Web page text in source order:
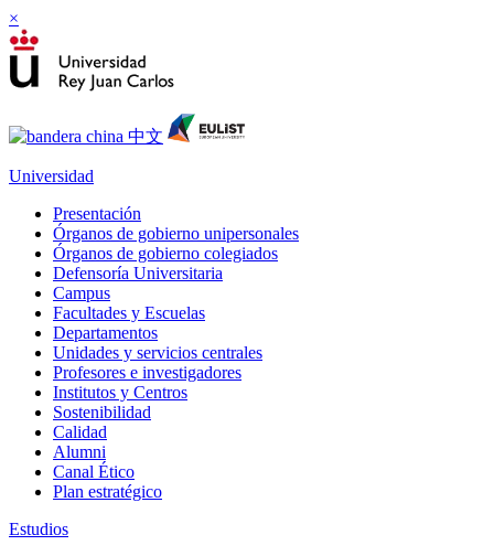
×
Universidad
Presentación
Órganos de gobierno unipersonales
Órganos de gobierno colegiados
Defensoría Universitaria
Campus
Facultades y Escuelas
Departamentos
Unidades y servicios centrales
Profesores e investigadores
Institutos y Centros
Sostenibilidad
Calidad
Alumni
Canal Ético
Plan estratégico
Estudios